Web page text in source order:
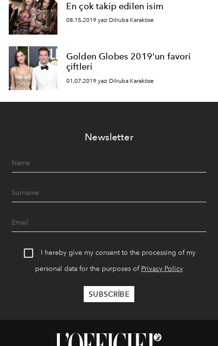
En çok takip edilen isim
08.15.2019 yazı Dilruba Karaköse
Golden Globes 2019'un favori
çiftleri
01.07.2019 yazı Dilruba Karaköse
Newsletter
I hereby give my consent to the processing of my
personal data for the purposes of Privacy Policy